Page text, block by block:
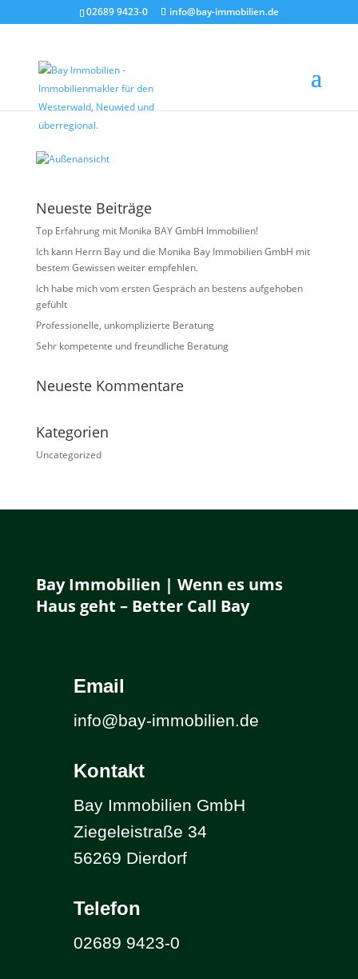
02689 9423-0 info@bay-immobilien.de
Außenansicht
vonChristian Bay|Juni 11, 2026
Neueste Beiträge
Top Erfahrung mit Monika BAY GmbH Immobilien!
Ich kann Herrn Bay und die Monika Bay Immobilien GmbH mit
bestem Gewissen weiter empfehlen.
Ich habe mich vom ersten Gespräch an bestens aufgehoben
gefühlt
Professionelle, unkomplizierte Beratung
Sehr kompetente und freundliche Beratung
Neueste Kommentare
Kategorien
Uncategorized
Bay Immobilien | Wenn es ums
Haus geht – Better Call Bay
Email
info@bay-immobilien.de
Kontakt
Bay Immobilien GmbH
Ziegeleistraße 34
56269 Dierdorf
Telefon
02689 9423-0